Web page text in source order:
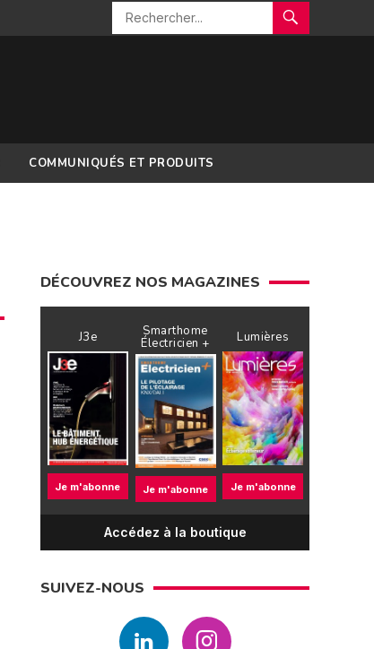
COMMUNIQUÉS ET PRODUITS
DÉCOUVREZ NOS MAGAZINES
J3e
Je m'abonne
Smarthome
Électricien +
Je m'abonne
Lumières
Je m'abonne
Accédez à la boutique
SUIVEZ-NOUS